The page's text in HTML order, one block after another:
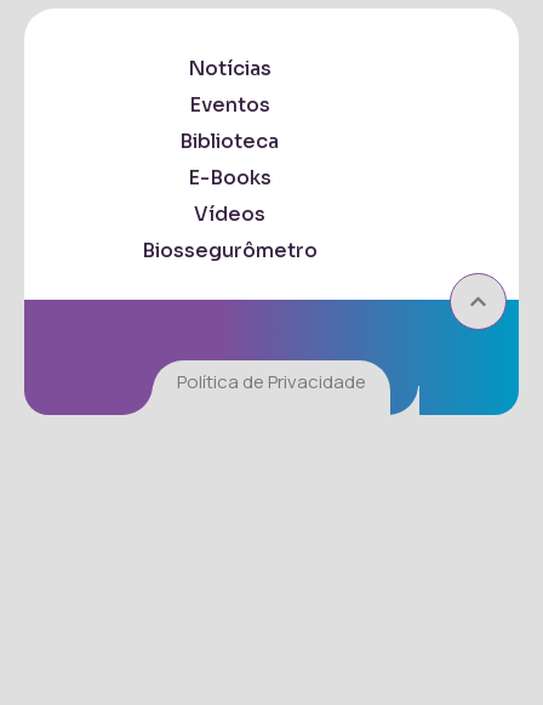
Notícias
Eventos
Biblioteca
E-Books
Vídeos
Biossegurômetro
Política de Privacidade